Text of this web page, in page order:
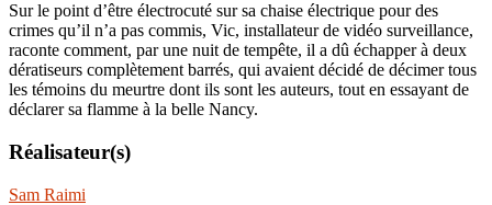
Sur le point d’être électrocuté sur sa chaise électrique pour des
crimes qu’il n’a pas commis, Vic, installateur de vidéo surveillance,
raconte comment, par une nuit de tempête, il a dû échapper à deux
dératiseurs complètement barrés, qui avaient décidé de décimer tous
les témoins du meurtre dont ils sont les auteurs, tout en essayant de
déclarer sa flamme à la belle Nancy.
Réalisateur(s)
Sam Raimi